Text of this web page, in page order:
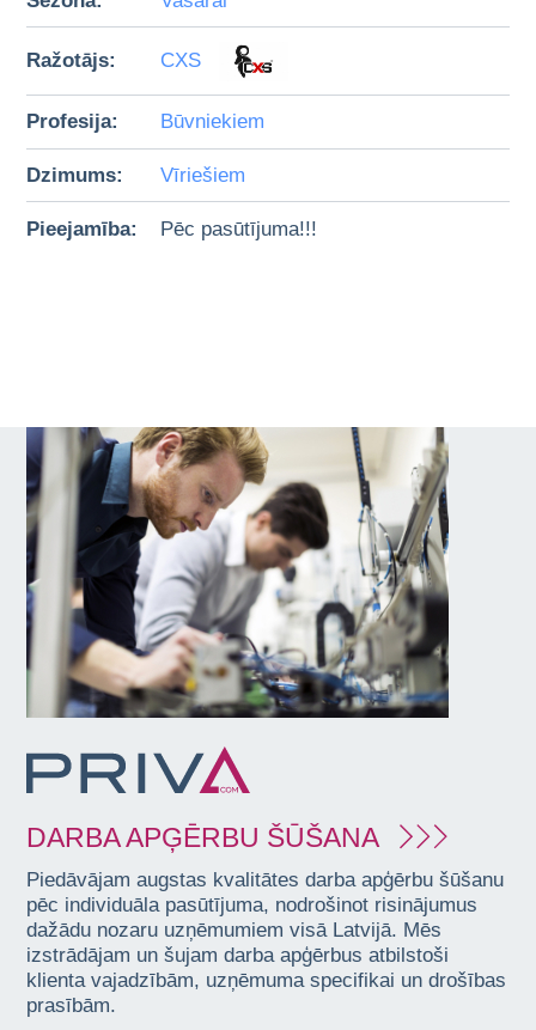
Ražotājs: CXS
Profesija: Būvniekiem
Dzimums: Vīriešiem
Pieejamība: Pēc pasūtījuma!!!
DARBA APĢĒRBU ŠŪŠANA
Piedāvājam augstas kvalitātes darba apģērbu šūšanu
pēc individuāla pasūtījuma, nodrošinot risinājumus
dažādu nozaru uzņēmumiem visā Latvijā. Mēs
izstrādājam un šujam darba apģērbus atbilstoši
klienta vajadzībām, uzņēmuma specifikai un drošības
prasībām.